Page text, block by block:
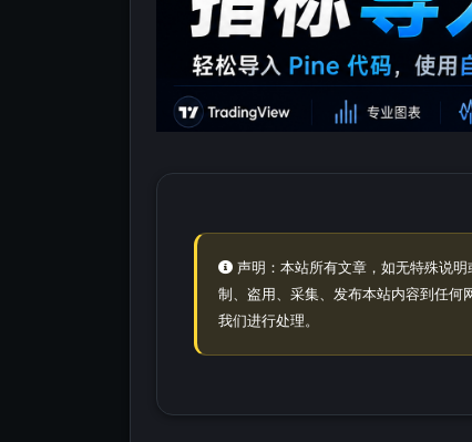
声明：本站所有文章，如无特殊说
制、盗用、采集、发布本站内容到任何
我们进行处理。